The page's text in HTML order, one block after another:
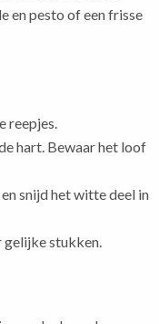
en pesto of een frisse
reepjes.
hart. Bewaar het loof
snijd het witte deel in
gelijke stukken.